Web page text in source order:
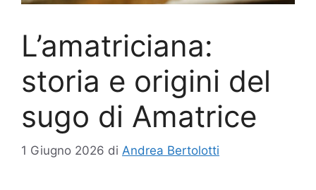
L’amatriciana:
storia e origini del
sugo di Amatrice
1 Giugno 2026 di Andrea Bertolotti